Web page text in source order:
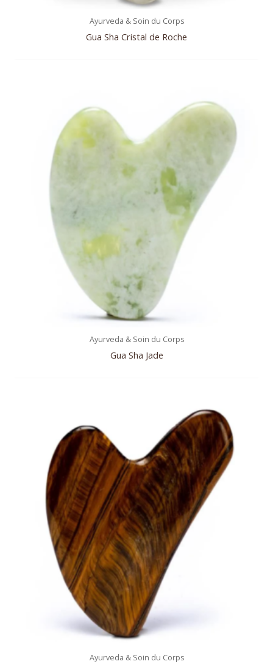
Ayurveda & Soin du Corps
Gua Sha Cristal de Roche
Ayurveda & Soin du Corps
Gua Sha Jade
Ayurveda & Soin du Corps